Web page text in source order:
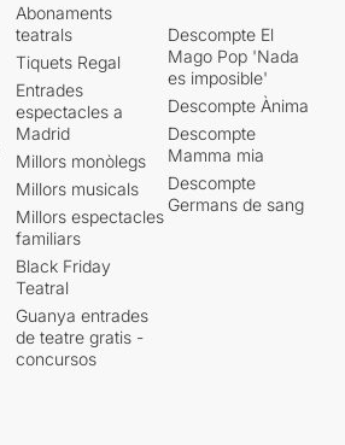
Abonaments
teatrals
Tiquets Regal
Entrades
espectacles a
Madrid
Millors monòlegs
Millors musicals
Millors espectacles
familiars
Black Friday
Teatral
Guanya entrades
de teatre gratis -
concursos
Descompte El
Mago Pop 'Nada
es imposible'
Descompte Ànima
Descompte
Mamma mia
Descompte
Germans de sang